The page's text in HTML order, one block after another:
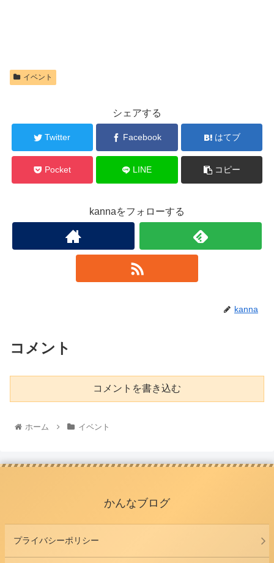
イベント
シェアする
Twitter Facebook はてブ
Pocket LINE コピー
kannaをフォローする
kanna
コメント
コメントを書き込む
ホーム イベント
かんなブログ
プライバシーポリシー